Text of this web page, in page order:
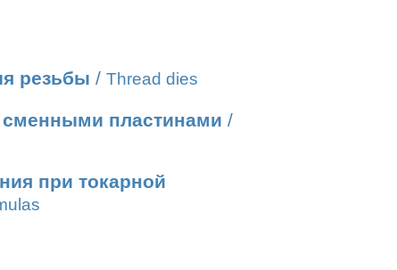
резьбы / Thread dies
пластинами /
при токарной